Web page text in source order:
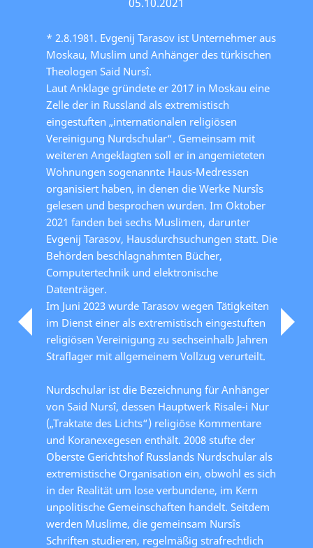
* 2.8.1981. Evgenij Tarasov ist Unternehmer aus
Moskau, Muslim und Anhänger des türkischen
Theologen Said Nursî.
Laut Anklage gründete er 2017 in Moskau eine
Zelle der in Russland als extremistisch
eingestuften „internationalen religiösen
Vereinigung Nurdschular“. Gemeinsam mit
weiteren Angeklagten soll er in angemieteten
Wohnungen sogenannte Haus-Medressen
organisiert haben, in denen die Werke Nursîs
gelesen und besprochen wurden. Im Oktober
2021 fanden bei sechs Muslimen, darunter
Evgenij Tarasov, Hausdurchsuchungen statt. Die
Behörden beschlagnahmten Bücher,
Computertechnik und elektronische
Datenträger.
Im Juni 2023 wurde Tarasov wegen Tätigkeiten
im Dienst einer als extremistisch eingestuften
religiösen Vereinigung zu sechseinhalb Jahren
Straflager mit allgemeinem Vollzug verurteilt.
Nurdschular ist die Bezeichnung für Anhänger
von Said Nursî, dessen Hauptwerk Risale-i Nur
(„Traktate des Lichts“) religiöse Kommentare
und Koranexegesen enthält. 2008 stufte der
Oberste Gerichtshof Russlands Nurdschular als
extremistische Organisation ein, obwohl es sich
in der Realität um lose verbundene, im Kern
unpolitische Gemeinschaften handelt. Seitdem
werden Muslime, die gemeinsam Nursîs
Schriften studieren, regelmäßig strafrechtlich